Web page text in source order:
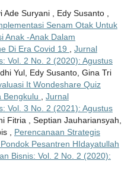
Suryani , Edy Susanto ,
Senam Otak Untuk
Anak -Anak Dalam
Di Era Covid 19
Jurnal
Vol. 2 No. 2 (2020): Agustus
Yul, Edy Susanto, Gina Tri
It Wondeshare Quiz
Bengkulu
Jurnal
Vol. 3 No. 2 (2021): Agustus
Fitria , Septian Jauhariansyah,
, Perencanaan Strategis
Pesantren HIdayatullah
Bisnis: Vol. 2 No. 2 (2020):